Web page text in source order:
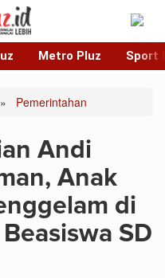
Metro Pluz Sport
» Pemerintahan
Andi
Anak
di
SD